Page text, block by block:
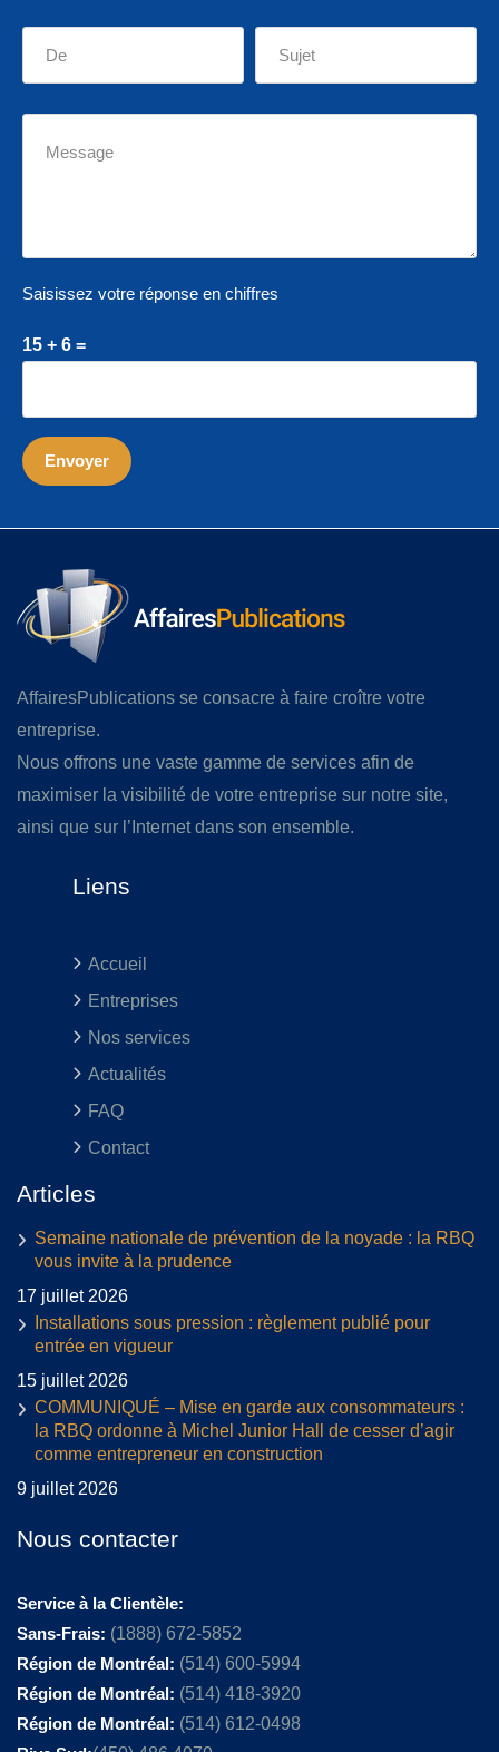
Saisissez votre réponse en chiffres
15 + 6 =
AffairesPublications se consacre à faire croître votre
entreprise.
Nous offrons une vaste gamme de services afin de
maximiser la visibilité de votre entreprise sur notre site,
ainsi que sur l’Internet dans son ensemble.
Liens
Accueil
Entreprises
Nos services
Actualités
FAQ
Contact
Articles
Semaine nationale de prévention de la noyade : la RBQ
vous invite à la prudence
17 juillet 2026
Installations sous pression : règlement publié pour
entrée en vigueur
15 juillet 2026
COMMUNIQUÉ – Mise en garde aux consommateurs :
la RBQ ordonne à Michel Junior Hall de cesser d’agir
comme entrepreneur en construction
9 juillet 2026
Nous contacter
Service à la Clientèle:
Sans-Frais: (1888) 672-5852
Région de Montréal: (514) 600-5994
Région de Montréal: (514) 418-3920
Région de Montréal: (514) 612-0498